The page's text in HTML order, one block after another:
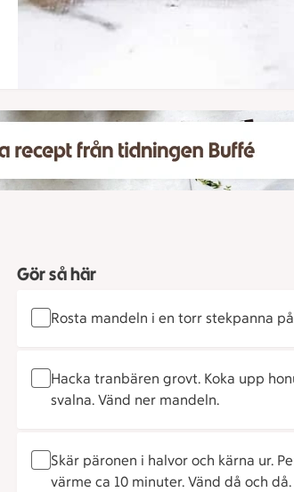
Gör så här
Rosta mandeln i en torr stekpanna
Hacka tranbären grovt. Koka upp
svalna. Vänd ner mandeln.
Skär päronen i halvor och kärna ur.
värme ca 10 minuter. Vänd då och då.